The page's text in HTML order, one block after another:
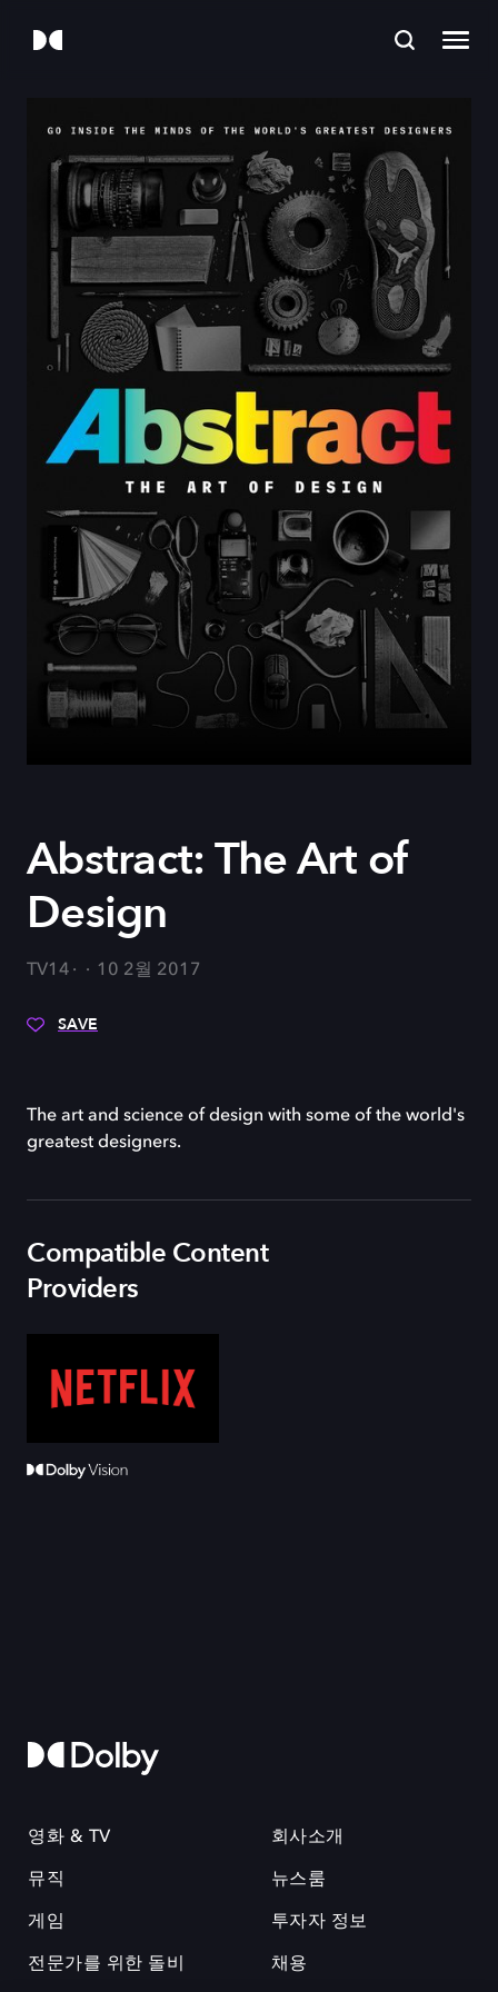
Abstract: The Art of
Design
TV14 10 2월 2017
SAVE
The art and science of design with some of the world's
greatest designers.
Compatible Content
Providers
영화 & TV
뮤직
게임
전문가를 위한 돌비
회사소개
뉴스룸
투자자 정보
채용